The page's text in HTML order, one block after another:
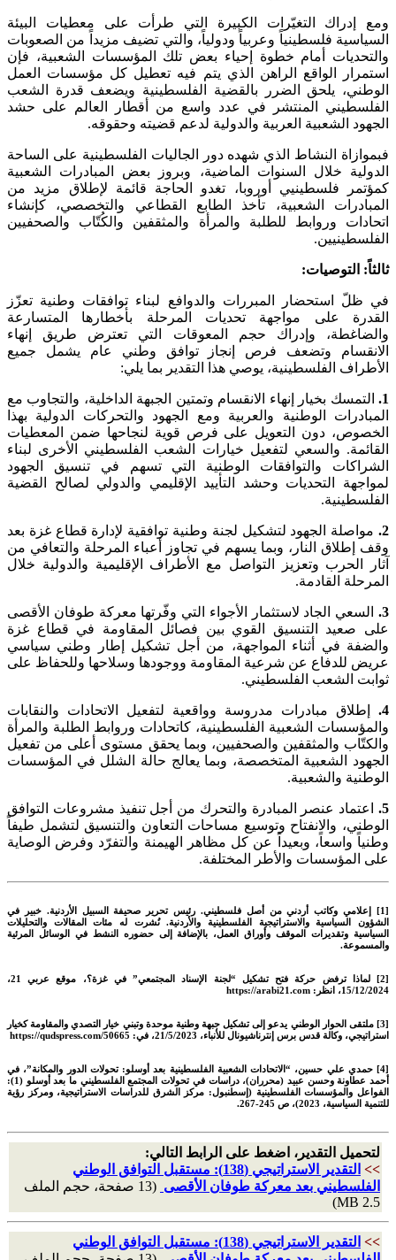
ومع إدراك التغيّرات الكبيرة التي طرأت على معطيات البيئة
السياسية فلسطينياً وعربياً ودولياً، والتي تضيف مزيداً من الصعوبات
والتحديات أمام خطوة إحياء بعض تلك المؤسسات الشعبية، فإن
استمرار الواقع الراهن الذي يتم فيه تعطيل كل مؤسسات العمل
الوطني، يلحق الضرر بالقضية الفلسطينية ويضعف قدرة الشعب
الفلسطيني المنتشر في عدد واسع من أقطار العالم على حشد
الجهود الشعبية العربية والدولية لدعم قضيته وحقوقه.
فبموازاة النشاط الذي شهده دور الجاليات الفلسطينية على الساحة
الدولية خلال السنوات الماضية، وبروز بعض المبادرات الشعبية
كمؤتمر فلسطينيي أوروبا، تغدو الحاجة قائمة لإطلاق مزيد من
المبادرات الشعبية، تأخذ الطابع القطاعي والتخصصي، كإنشاء
اتحادات وروابط للطلبة والمرأة والمثقفين والكُتّاب والصحفيين
الفلسطينيين.
ثالثاً: التوصيات:
في ظلّ استحضار المبررات والدوافع لبناء توافقات وطنية تعزّز
القدرة على مواجهة تحديات المرحلة بأخطارها المتسارعة
والضاغطة، وإدراك حجم المعوقات التي تعترض طريق إنهاء
الانقسام وتضعف فرص إنجاز توافق وطني عام يشمل جميع
الأطراف الفلسطينية، يوصي هذا التقدير بما يلي:
1.
التمسك بخيار إنهاء الانقسام وتمتين الجبهة الداخلية، والتجاوب مع
المبادرات الوطنية والعربية ومع الجهود والتحركات الدولية بهذا
الخصوص، دون التعويل على فرص قوية لنجاحها ضمن المعطيات
القائمة. والسعي لتفعيل خيارات الشعب الفلسطيني الأخرى لبناء
الشراكات والتوافقات الوطنية التي تسهم في تنسيق الجهود
لمواجهة التحديات وحشد التأييد الإقليمي والدولي لصالح القضية
الفلسطينية.
2. مواصلة الجهود لتشكيل لجنة وطنية توافقية لإدارة قطاع غزة بعد
وقف إطلاق النار، وبما يسهم في تجاوز أعباء المرحلة والتعافي من
آثار الحرب وتعزيز التواصل مع الأطراف الإقليمية والدولية خلال
المرحلة القادمة.
3.
السعي الجاد لاستثمار الأجواء التي وفّرتها معركة طوفان الأقصى
على صعيد التنسيق القوي بين فصائل المقاومة في قطاع غزة
والضفة في أثناء المواجهة، من أجل تشكيل إطار وطني سياسي
عريض للدفاع عن شرعية المقاومة ووجودها وسلاحها وللحفاظ على
ثوابت الشعب الفلسطيني.
4.
إطلاق مبادرات مدروسة وواقعية لتفعيل الاتحادات والنقابات
والمؤسسات الشعبية الفلسطينية، كاتحادات وروابط الطلبة والمرأة
والكتّاب والمثقفين والصحفيين، وبما يحقق مستوى أعلى من تفعيل
الجهود الشعبية المتخصصة، وبما يعالج حالة الشلل في المؤسسات
الوطنية والشعبية.
5.
اعتماد عنصر المبادرة والتحرك من أجل تنفيذ مشروعات التوافق
الوطني، والانفتاح وتوسيع مساحات التعاون والتنسيق لتشمل طيفاً
وطنياً واسعاً، وبعيداً عن كل مظاهر الهيمنة والتفرّد وفرض الوصاية
على المؤسسات والأطر المختلفة.
[1] إعلامي وكاتب أردني من أصل فلسطيني. رئيس تحرير صحيفة السبيل الأردنية. خبير في
الشؤون السياسية والاستراتيجية الفلسطينية والأردنية. نُشرت له مئات المقالات والتحليلات
السياسية وتقديرات الموقف وأوراق العمل، بالإضافة إلى حضوره النشط في الوسائل المرئية
والمسموعة.
[2] لماذا ترفض حركة فتح تشكيل “لجنة الإسناد المجتمعي” في غزة؟، موقع عربي 21،
15/12/2024، انظر: https://arabi21.com
[3] ملتقى الحوار الوطني يدعو إلى تشكيل جبهة وطنية موحدة وتبني خيار التصدي والمقاومة كخيار
استراتيجي، وكالة قدس برس إنترناشيونال للأنباء، 21/5/2023، في: https://qudspress.com/50665
[4] حمدي علي حسين، “الاتحادات الشعبية الفلسطينية بعد أوسلو: تحولات الدور والمكانة”، في
أحمد عطاونة وحسن عبيد (محرران)، دراسات في تحولات المجتمع الفلسطيني ما بعد أوسلو (1):
الفواعل والمؤسسات الفلسطينية (إسطنبول: مركز الشرق للدراسات الاستراتيجية، ومركز رؤية
للتنمية السياسية، 2023)، ص 245-267.
لتحميل التقدير، اضغط على الرابط التالي:
>>
التقدير الاستراتيجي (138): مستقبل التوافق الوطني
الفلسطيني بعد معركة طوفان الأقصى
(13 صفحة، حجم الملف
2.5 MB)
>>
التقدير الاستراتيجي (138): مستقبل التوافق الوطني